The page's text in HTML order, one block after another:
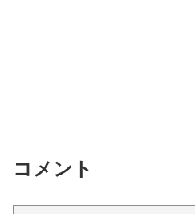
コメント